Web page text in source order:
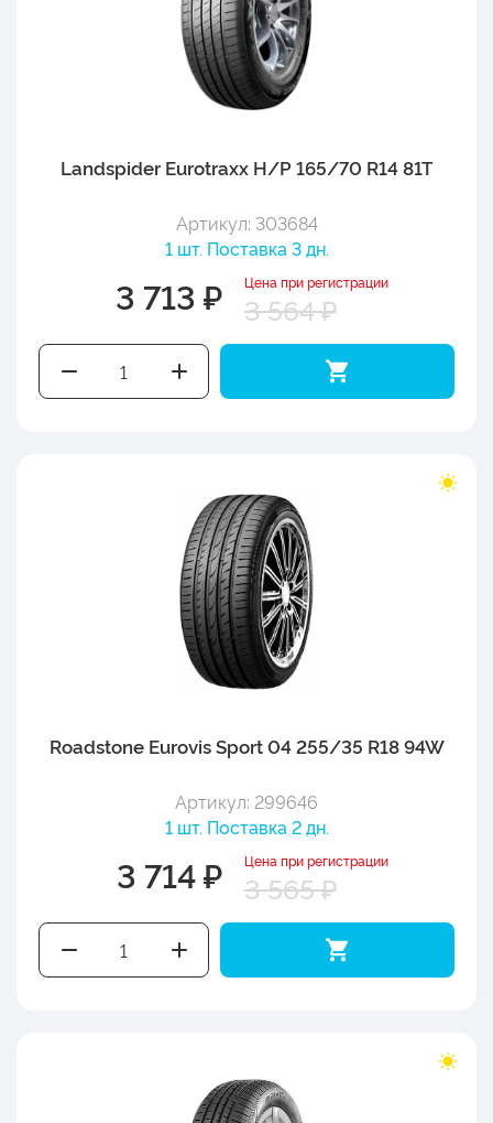
Landspider Eurotraxx H/P 165/70 R14 81T
Артикул: 303684
1 шт. Поставка 3 дн.
3 713 ₽ Цена при регистрации
3 564 ₽
Roadstone Eurovis Sport 04 255/35 R18 94W
Артикул: 299646
1 шт. Поставка 2 дн.
3 714 ₽ Цена при регистрации
3 565 ₽